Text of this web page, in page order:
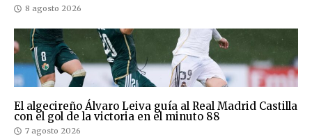
8 agosto 2026
El algecireño Álvaro Leiva guía al Real Madrid Castilla
con el gol de la victoria en el minuto 88
7 agosto 2026